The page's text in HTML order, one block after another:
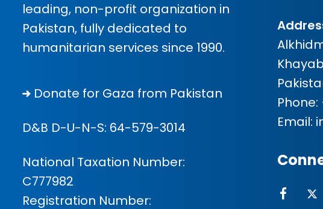
leading, non-profit organization in
Pakistan, fully dedicated to
humanitarian services since 1990.
Donate for Gaza from Pakistan
D&B D-U-N-S: 64-579-3014
National Taxation Number:
C777982
Registration Number:
Phone:
Email: